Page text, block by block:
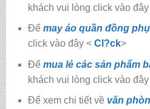
khách vui lòng click vào
Để may áo quần đồng
click vào đây < Cl?ck>
Để mua lẻ các sản phẩm
khách vui lòng click vào
Để xem chi tiết về văn